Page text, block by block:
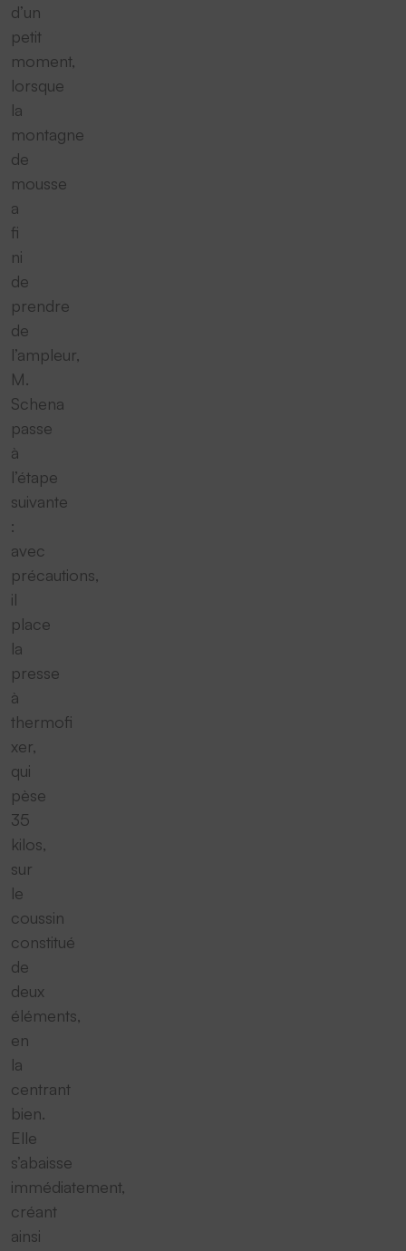
d’un
petit
moment,
lorsque
la
montagne
de
mousse
a
fi
ni
de
prendre
de
l’ampleur,
M.
Schena
passe
à
l’étape
suivante
:
avec
précautions,
il
place
la
presse
à
thermofi
xer,
qui
pèse
35
kilos,
sur
le
coussin
constitué
de
deux
éléments,
en
la
centrant
bien.
Elle
s’abaisse
immédiatement,
créant
ainsi